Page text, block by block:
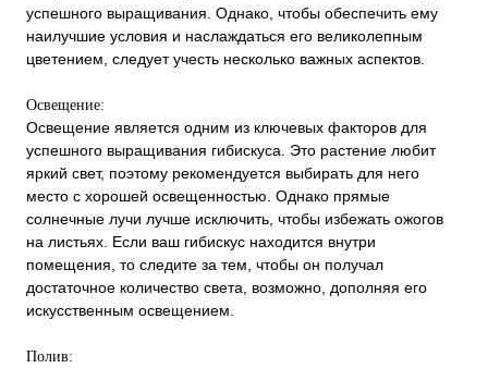
успешного выращивания. Однако, чтобы обеспечить ему
наилучшие условия и наслаждаться его великолепным
цветением, следует учесть несколько важных аспектов.
Освещение:
Освещение является одним из ключевых факторов для
успешного выращивания гибискуса. Это растение любит
яркий свет, поэтому рекомендуется выбирать для него
место с хорошей освещенностью. Однако прямые
солнечные лучи лучше исключить, чтобы избежать ожогов
на листьях. Если ваш гибискус находится внутри
помещения, то следите за тем, чтобы он получал
достаточное количество света, возможно, дополняя его
искусственным освещением.
Полив: